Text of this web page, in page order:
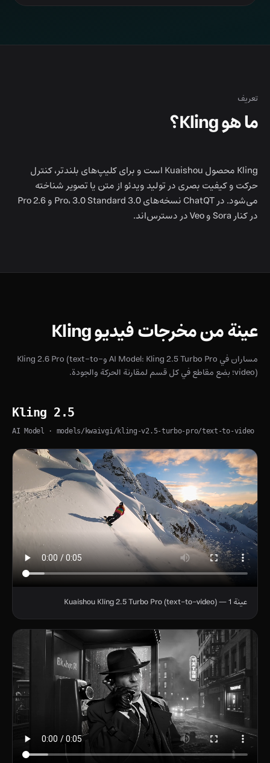
تعريف
ما هو Kling؟
Kling محصول Kuaishou است و برای کلیپ‌های بلندتر، کنترل
حرکت و کیفیت بصری در تولید ویدئو از متن یا تصویر شناخته
می‌شود. در ChatQT نسخه‌های 3.0 Pro، 3.0 Standard و 2.6 Pro
در کنار Sora و Veo در دسترس‌اند.
عينة من مخرجات فيديو Kling
مساران في AI Model: Kling 2.5 Turbo Pro وKling 2.6 Pro (text-to-
video)؛ بضع مقاطع في كل قسم لمقارنة الحركة والجودة.
Kling 2.5
AI Model · models/kwaivgi/kling-v2.5-turbo-pro/text-to-video
عينة 1 — Kuaishou Kling 2.5 Turbo Pro (text-to-video)